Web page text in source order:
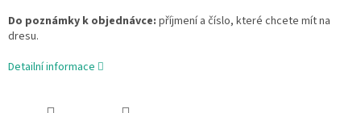
Do poznámky k objednávce: příjmení a číslo, které chcete mít na
dresu.
Detailní informace